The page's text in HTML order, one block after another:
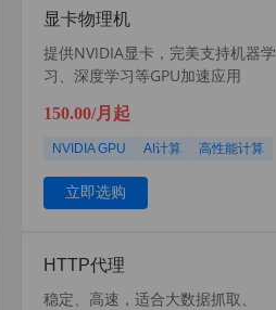
显卡物理机
提供NVIDIA显卡，完美支持机器学
习、深度学习等GPU加速应用
150.00/月起
NVIDIA GPU AI计算 高性能计算
立即选购
HTTP代理
稳定、高速，适合大数据抓取、